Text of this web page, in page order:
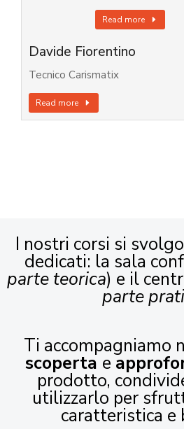
Read more
Davide Fiorentino
Tecnico Carismatix
Read more
I nostri corsi si
dedicati: la sala
parte teorica) e il
parte
Ti accompagniamo
scoperta e
prodotto,
utilizzarlo per
caratteristica e